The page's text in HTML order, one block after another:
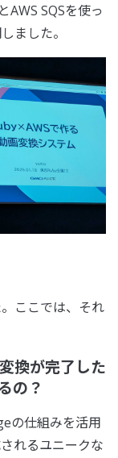
AWS SQSを使っ
ました。
ここでは、それ
換が完了した
の？
の仕組みを活用
れるユニークな